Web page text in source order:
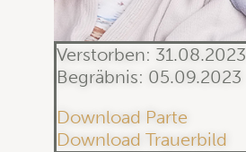
Verstorben: 31.08.2023
Begräbnis: 05.09.2023
Download Parte
Download Trauerbild